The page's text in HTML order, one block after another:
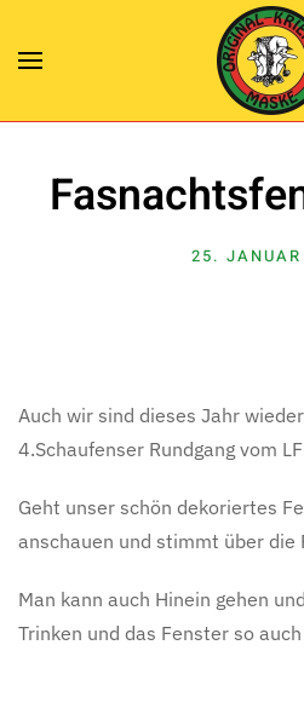
Zum Hauptinhalt springen
25.
Auch wir sind dieses Jahr
4.Schaufenser Rundgang vom
Geht unser schön dekoriertes
anschauen und stimmt über die
Man kann auch Hinein gehen
Trinken und das Fenster so